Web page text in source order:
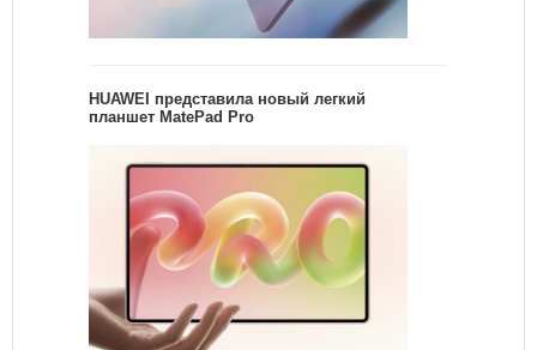
HUAWEI представила новый легкий
планшет MatePad Pro